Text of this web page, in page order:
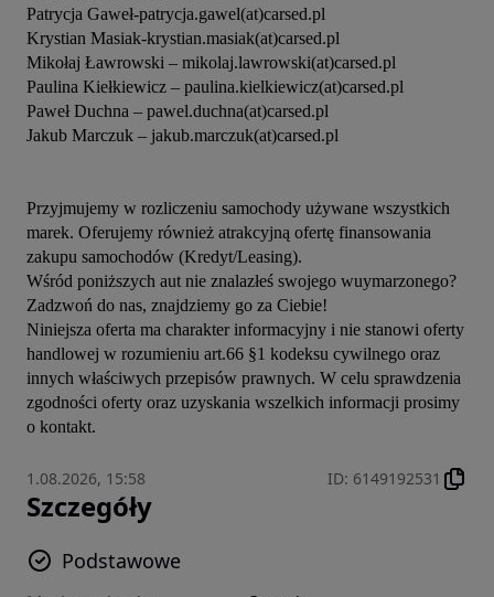
Patrycja Gaweł-patrycja.gawel(at)carsed.pl
Krystian Masiak-krystian.masiak(at)carsed.pl
Mikołaj Ławrowski – mikolaj.lawrowski(at)carsed.pl
Paulina Kiełkiewicz – paulina.kielkiewicz(at)carsed.pl
Paweł Duchna – pawel.duchna(at)carsed.pl
Jakub Marczuk – jakub.marczuk(at)carsed.pl
Przyjmujemy w rozliczeniu samochody używane wszystkich
marek. Oferujemy również atrakcyjną ofertę finansowania
zakupu samochodów (Kredyt/Leasing).
Wśród poniższych aut nie znalazłeś swojego wuymarzonego?
Zadzwoń do nas, znajdziemy go za Ciebie!
Niniejsza oferta ma charakter informacyjny i nie stanowi oferty
handlowej w rozumieniu art.66 §1 kodeksu cywilnego oraz
innych właściwych przepisów prawnych. W celu sprawdzenia
zgodności oferty oraz uzyskania wszelkich informacji prosimy
o kontakt.
1.08.2026, 15:58 ID: 6149192531
Szczegóły
Podstawowe